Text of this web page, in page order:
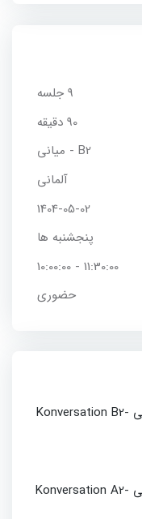
9 جلسه
90 دقیقه
B2 - میانی
آلمانی
1404-05-02
پنجشنبه ها
11:30:00 - 10:00:00
حضوری
کلاس مکالمه آزاد آلمانی Konversation B2-
کلاس مکالمه آزاد آلمانی Konversation A2-